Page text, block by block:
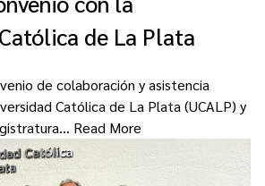
de La Plata
de colaboración y asistencia
Católica de La Plata (UCALP) y
Read More